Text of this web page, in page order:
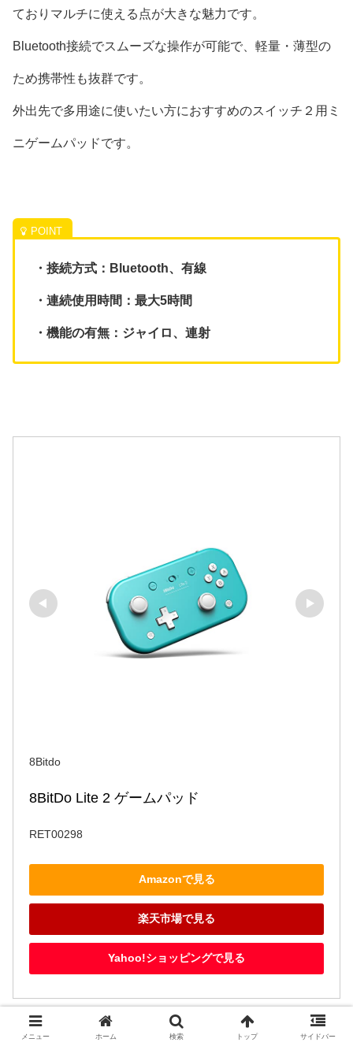
ておりマルチに使える点が大きな魅力です。
Bluetooth接続でスムーズな操作が可能で、軽量・薄型の
ため携帯性も抜群です。
外出先で多用途に使いたい方におすすめのスイッチ２用ミ
ニゲームパッドです。
・接続方式：Bluetooth、有線
・連続使用時間：最大5時間
・機能の有無：ジャイロ、連射
8Bitdo
8BitDo Lite 2 ゲームパッド
RET00298
Amazonで見る
楽天市場で見る
Yahoo!ショッピングで見る
メニュー ホーム 検索 トップ サイドバー